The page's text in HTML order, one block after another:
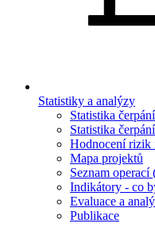
Statistiky a analýzy
Statistika
Statistika
Hodnocení rizik
Mapa projektů
Seznam operací
Indikátory - co
Evaluace a
Publikace